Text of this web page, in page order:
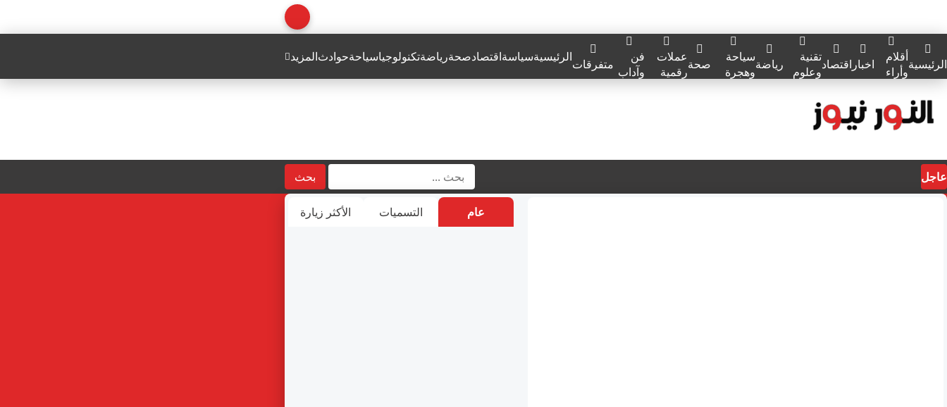
الرئيسيةأقلام
وأراء
اخبار اقتصادتقنية
وعلوم
رياضةسياحة
وهجرة
صحةعملات
رقمية
فن
وآداب متفرقاتالرئيسيةسياسةاقتصادصحةرياضةتكنولوجياسياحةحوادثالمزيد
عاجل بحث
عام التسميات الأكثر زيارة